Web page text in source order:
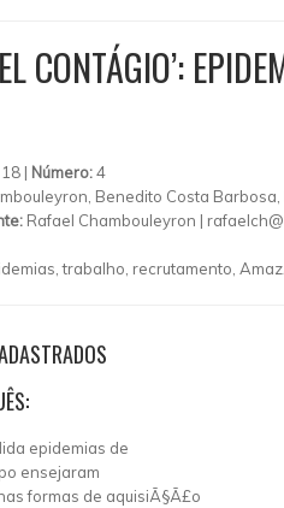
CONTÁGIO’:
18 | Número:4
Benedito Costa
Rafael Chambouleyron |
trabalho, recrutamento,
epidemias de
ensejaram
formas de aquisiÃ§Ã£o